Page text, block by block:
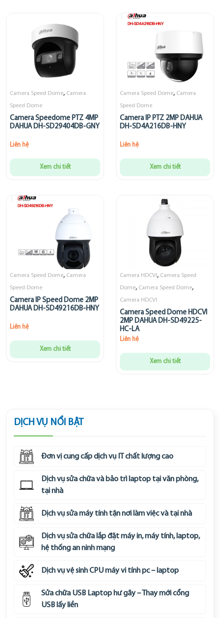
Camera Speed Dome, Camera
Speed Dome
Camera Speedome PTZ 4MP
DAHUA DH-SD29404DB-GNY
Liên hệ
Xem chi tiết
Camera Speed Dome, Camera
Speed Dome
Camera IP PTZ 2MP DAHUA
DH-SD4A216DB-HNY
Liên hệ
Xem chi tiết
Camera Speed Dome, Camera
Speed Dome
Camera IP Speed Dome 2MP
DAHUA DH-SD49216DB-HNY
Liên hệ
Xem chi tiết
Camera HDCVI , Camera Speed
Dome, Camera Speed Dome,
Camera HDCVI
Camera Speed Dome HDCVI
2MP DAHUA DH-SD49225-
HC-LA
Liên hệ
Xem chi tiết
DỊCH VỤ NỔI BẬT
Đơn vị cung cấp dịch vụ IT chất lượng cao
Dịch vụ sửa chữa và bảo trì laptop tại văn phòng,
tại nhà
Dịch vụ sửa máy tính tận nơi làm việc và tại nhà
Dịch vụ sửa chữa lắp đặt máy in, máy tính, laptop,
hệ thống an ninh mạng
Dịch vụ vệ sinh CPU máy vi tính pc – laptop
Sửa chữa USB Laptop hư gãy – Thay mới cổng
USB lấy liền